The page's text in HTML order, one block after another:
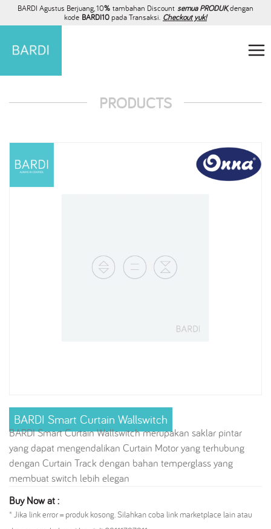
BARDI Agustus Berjuang, 10% tambahan Discount semua PRODUK, dengan
kode BARDI10pada Transaksi. Checkout yuk!
PRODUCTS
BARDI Smart Curtain Wallswitch
BARDI Smart Curtain Wallswitch merupakan saklar pintar
yang dapat mengendalikan Curtain Motor yang terhubung
dengan Curtain Track dengan bahan temperglass yang
membuat switch lebih elegan
Buy Now at :
* Jika link error = produk kosong. Silahkan coba link marketplace lain atau